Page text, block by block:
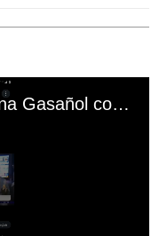
El mal momento de Yanina Gasañol con un hincha argentino en "Subrayado"